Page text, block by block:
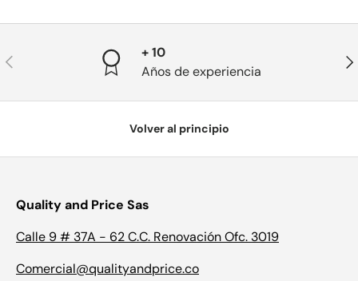
Anterior
+ 10
Años de experiencia
Volver al principio
Quality and Price Sas
Calle 9 # 37A - 62 C.C. Renovación Ofc. 3019
Comercial@qualityandprice.co